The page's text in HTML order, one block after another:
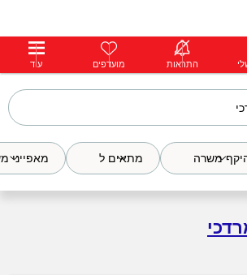
הודעות פרימיום התראות מועדפים עוד
משרה מתאים ל מאפייני